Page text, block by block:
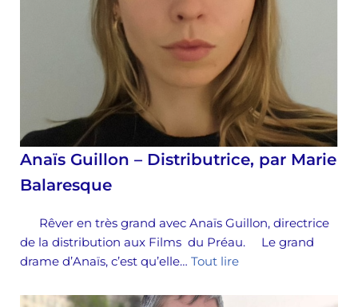
Anaïs Guillon – Distributrice, par Marie
Balaresque
Rêver en très grand avec Anaïs Guillon, directrice
de la distribution aux Films du Préau. Le grand
drame d’Anaïs, c’est qu’elle… Tout lire